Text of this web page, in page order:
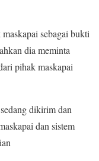
sebagai bukti
dia meminta
pihak maskapai
dikirim dan
dan sistem